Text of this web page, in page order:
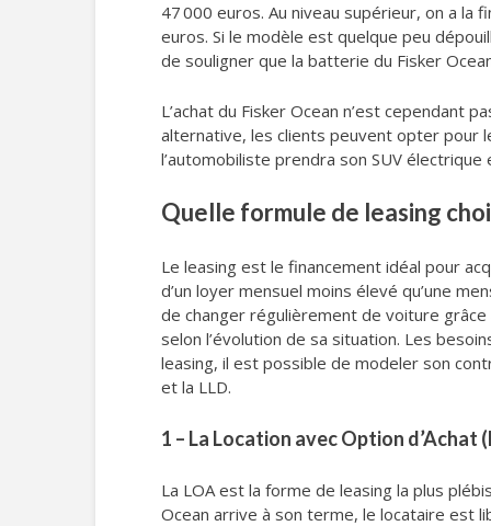
47 000 euros. Au niveau supérieur, on a
euros. Si le modèle est quelque peu
de souligner que la batterie du Fisker
L’achat du Fisker Ocean n’est cependant
alternative, les clients peuvent opter pour
l’automobiliste prendra son SUV
Quelle formule de leasing
Le leasing est le financement idéal pour
d’un loyer mensuel moins élevé qu’une
de changer régulièrement de voiture
selon l’évolution de sa situation. Les
leasing, il est possible de modeler son
et la LLD.
1 – La Location avec Option d’Achat
La LOA est la forme de leasing la plus
Ocean arrive à son terme, le locataire est